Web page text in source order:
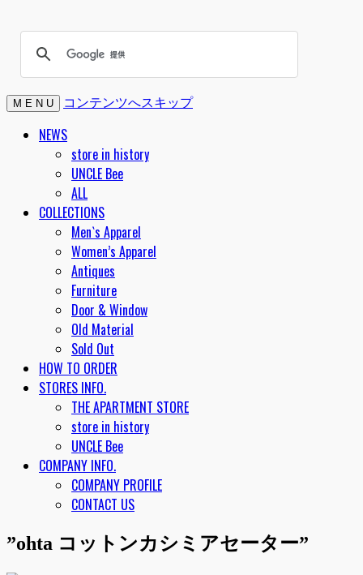
M E N U
コンテンツへスキップ
NEWS
store in history
UNCLE Bee
ALL
COLLECTIONS
Men`s Apparel
Women’s Apparel
Antiques
Furniture
Door & Window
Old Material
Sold Out
HOW TO ORDER
STORES INFO.
THE APARTMENT STORE
store in history
UNCLE Bee
COMPANY INFO.
COMPANY PROFILE
CONTACT US
”ohta コットンカシミアセーター”